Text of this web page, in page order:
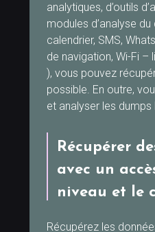
analytiques, d’outils
modules d’analyse
calendrier, SMS,
de navigation, Wi-Fi –
), vous pouvez
possible. En outre,
et analyser les
Récupérer
avec un
niveau et le
Récupérez les